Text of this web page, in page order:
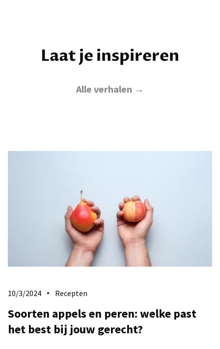
Laat je inspireren
Alle verhalen →
10/3/2024 Recepten
Soorten appels en peren: welke past
het best bij jouw gerecht?